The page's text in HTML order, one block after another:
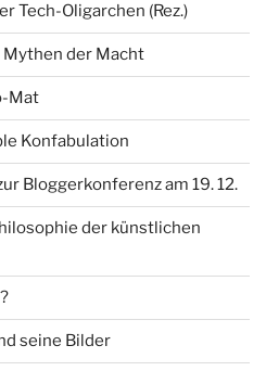
Tech-Oligarchen (Rez.)
der Macht
Mat
Konfabulation
Bloggerkonferenz am 19. 12.
der künstlichen
seine Bilder